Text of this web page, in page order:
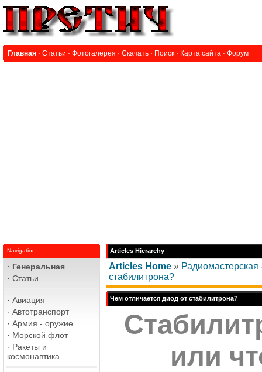
Главная · Статьи · Фотогалерея · Скачать · Поиск · Карта сайта · Форум
Navigation
· Генеральная
· Статьи
· Авиация
· Автотранспорт
· Армия - оружие
· Морской флот
· Ракеты и
космонавтика
Articles Hierarchy
Articles Home » Радиомастерская
стабилитрона?
Чем отличается диод от стабилитрона?
или